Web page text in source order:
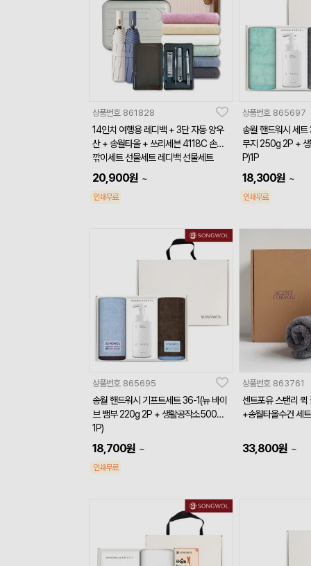
상품번호 861828
14인치 여행용 레디백 + 3단 자동 양우
산 + 송월타올 + 쓰리세븐 4118C 손톱
깎이세트 선물세트 레디백 선물세트
20,900원 ~
인쇄무료
상품번호 865697
송월 핸드워시 세
무지 250g 2P +
P)1P
18,300원 ~
인쇄무료
상품번호 865695
송월 핸드워시 기프트세트 36-1(뉴 바이
브 뱀부 220g 2P + 생활공작소500ml
1P)
18,700원 ~
인쇄무료
상품번호 863761
센트포유 스탠리
+송월타올수건 세트
33,800원 ~